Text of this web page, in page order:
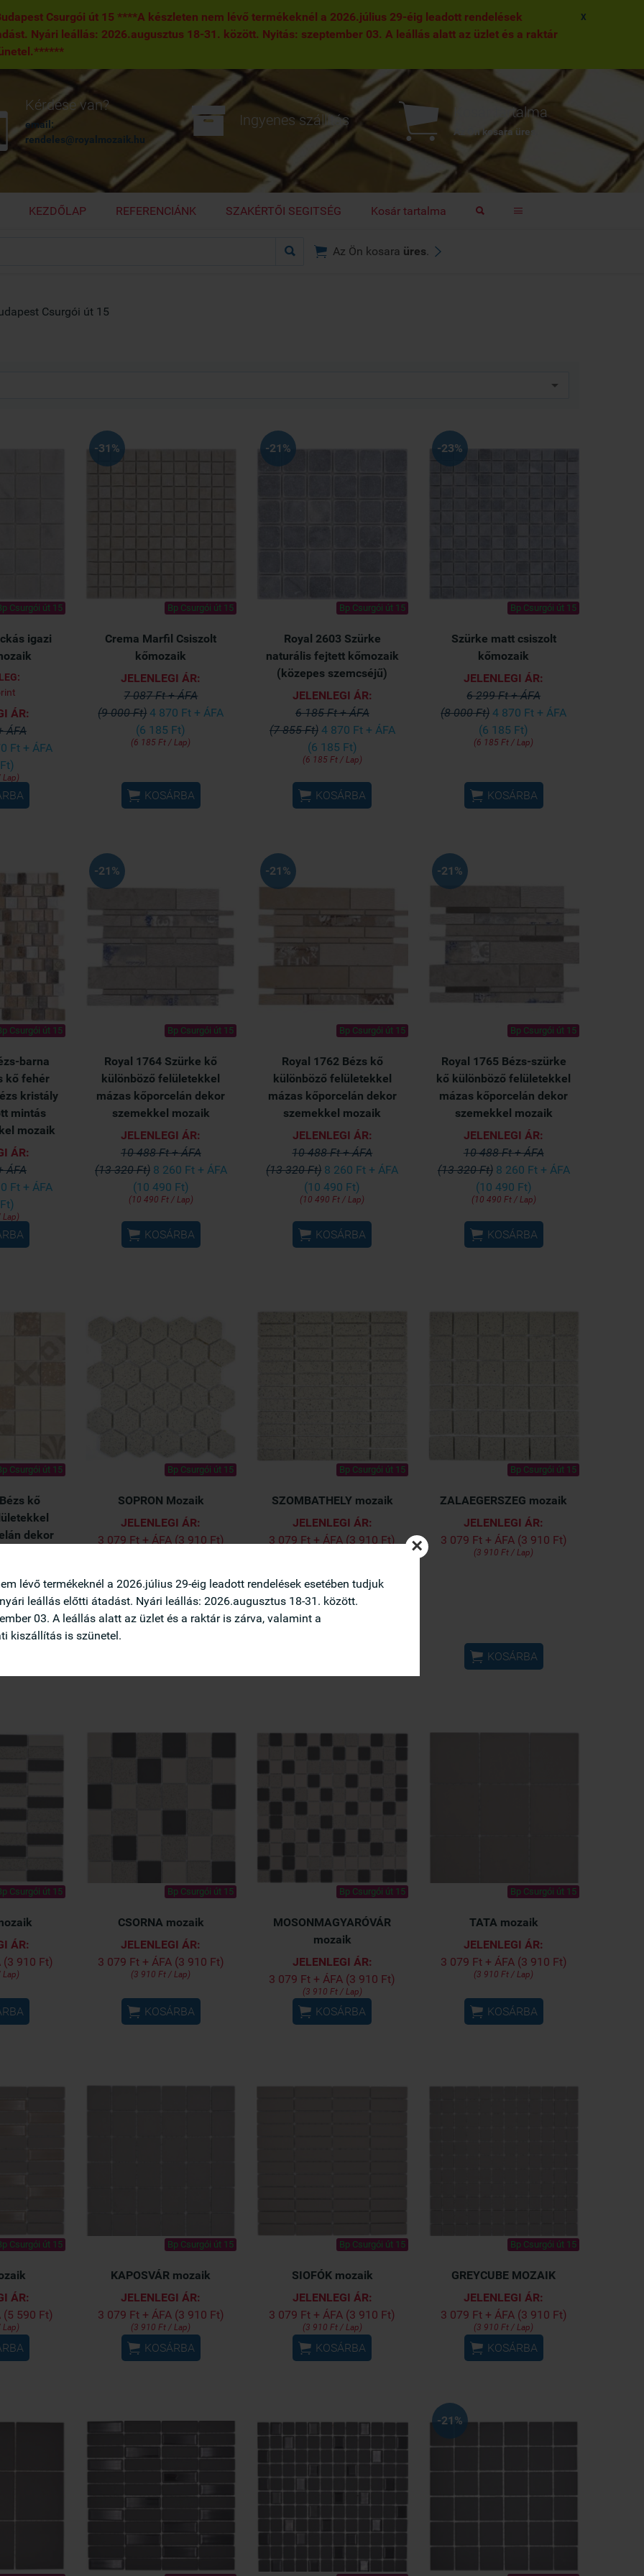
lévő termékeknél a 2026.július 29-éig leadott rendelések esetében tudjuk
leállás előtti átadást. Nyári leállás: 2026.augusztus 18-31. között.
03. A leállás alatt az üzlet és a raktár is zárva, valamint a
kiszállítás is szünetel.
×
Csurgói út 15 ****A készleten nem lévő termékeknél a 2026.július 29-éig leadott rendelések
Nyári leállás: 2026.augusztus 18-31. között. Nyitás: szeptember 03. A leállás alatt az üzlet és a raktár
X
Kérdése van?
email:
rendeles@royalmozaik.hu
 Ingyenes szállítás  Kosár tartalma
Az Ön kosara üres
KEZDŐLAP REFERENCIÁNK SZAKÉRTŐI SEGITSÉG Kosár tartalma  
  Az Ön kosara üres. 
Csurgói út 15
Csurgói út 15
igazi
ÁR:
ÁFA
Ft + ÁFA
-31%
Bp Csurgói út 15
Crema Marfil Csiszolt
kőmozaik
JELENLEGI ÁR:
7 087 Ft + ÁFA
(9 000 Ft) 4 870 Ft + ÁFA
(6 185 Ft)
(6 185 Ft / Lap)
 KOSÁRBA
-21%
Bp Csurgói út 15
Royal 2603 Szürke
naturális fejtett kőmozaik
(közepes szemcséjű)
JELENLEGI ÁR:
6 185 Ft + ÁFA
(7 855 Ft) 4 870 Ft + ÁFA
(6 185 Ft)
(6 185 Ft / Lap)
 KOSÁRBA
-23%
Bp Csurgói út 15
Szürke matt csiszolt
kőmozaik
JELENLEGI ÁR:
6 299 Ft + ÁFA
(8 000 Ft) 4 870 Ft + ÁFA
(6 185 Ft)
(6 185 Ft / Lap)
 KOSÁRBA
Csurgói út 15
barna
kő fehér
kristály
mintás
mozaik
ÁR:
ÁFA
Ft + ÁFA
-21%
Bp Csurgói út 15
Royal 1764 Szürke kő
különböző felületekkel
mázas kőporcelán dekor
szemekkel mozaik
JELENLEGI ÁR:
10 488 Ft + ÁFA
(13 320 Ft) 8 260 Ft + ÁFA
(10 490 Ft)
(10 490 Ft / Lap)
 KOSÁRBA
-21%
Bp Csurgói út 15
Royal 1762 Bézs kő
különböző felületekkel
mázas kőporcelán dekor
szemekkel mozaik
JELENLEGI ÁR:
10 488 Ft + ÁFA
(13 320 Ft) 8 260 Ft + ÁFA
(10 490 Ft)
(10 490 Ft / Lap)
 KOSÁRBA
-21%
Bp Csurgói út 15
Royal 1765 Bézs-szürke
kő különböző felületekkel
mázas kőporcelán dekor
szemekkel mozaik
JELENLEGI ÁR:
10 488 Ft + ÁFA
(13 320 Ft) 8 260 Ft + ÁFA
(10 490 Ft)
(10 490 Ft / Lap)
 KOSÁRBA
Csurgói út 15
kő
dekor
ÁFA
Ft + ÁFA
Lap)
Bp Csurgói út 15
SOPRON Mozaik
JELENLEGI ÁR:
3 079 Ft + ÁFA (3 910 Ft)
Bp Csurgói út 15
SZOMBATHELY mozaik
JELENLEGI ÁR:
3 079 Ft + ÁFA (3 910 Ft)
Bp Csurgói út 15
ZALAEGERSZEG mozaik
JELENLEGI ÁR:
3 079 Ft + ÁFA (3 910 Ft)
(3 910 Ft / Lap)
 KOSÁRBA
Csurgói út 15
ÁR:
(3 910 Ft)
Bp Csurgói út 15
CSORNA mozaik
JELENLEGI ÁR:
3 079 Ft + ÁFA (3 910 Ft)
(3 910 Ft / Lap)
 KOSÁRBA
Bp Csurgói út 15
MOSONMAGYARÓVÁR
mozaik
JELENLEGI ÁR:
3 079 Ft + ÁFA (3 910 Ft)
(3 910 Ft / Lap)
 KOSÁRBA
Bp Csurgói út 15
TATA mozaik
JELENLEGI ÁR:
3 079 Ft + ÁFA (3 910 Ft)
(3 910 Ft / Lap)
 KOSÁRBA
Csurgói út 15
ÁR:
(5 590 Ft)
Bp Csurgói út 15
KAPOSVÁR mozaik
JELENLEGI ÁR:
3 079 Ft + ÁFA (3 910 Ft)
(3 910 Ft / Lap)
 KOSÁRBA
Bp Csurgói út 15
SIOFÓK mozaik
JELENLEGI ÁR:
3 079 Ft + ÁFA (3 910 Ft)
(3 910 Ft / Lap)
 KOSÁRBA
Bp Csurgói út 15
GREYCUBE MOZAIK
JELENLEGI ÁR:
3 079 Ft + ÁFA (3 910 Ft)
(3 910 Ft / Lap)
 KOSÁRBA
-21%